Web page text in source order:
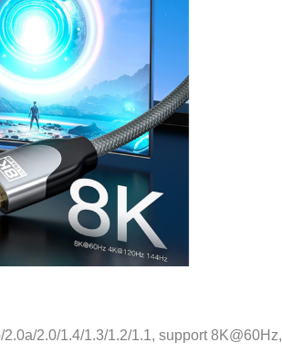
HDMI 2.0b/2.0a/2.0/1.4/1.3/1.2/1.1, support 8K@60Hz,